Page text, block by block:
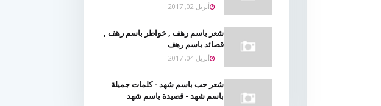
أبريل 02, 2017
شعر باسم رهف , خواطر باسم رهف ,
قصائد باسم رهف
أبريل 04, 2017
شعر حب باسم شهد - كلمات جميلة
باسم شهد - قصيدة باسم شهد